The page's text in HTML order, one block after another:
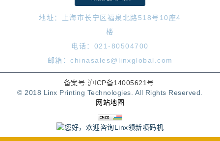
地址：上海市长宁区福泉北路518号10座4
楼
电话：021-80504700
邮箱：chinasales@linxglobal.com
备案号:沪ICP备14005621号
© 2018 Linx Printing Technologies. All Rights Reserved.
网站地图